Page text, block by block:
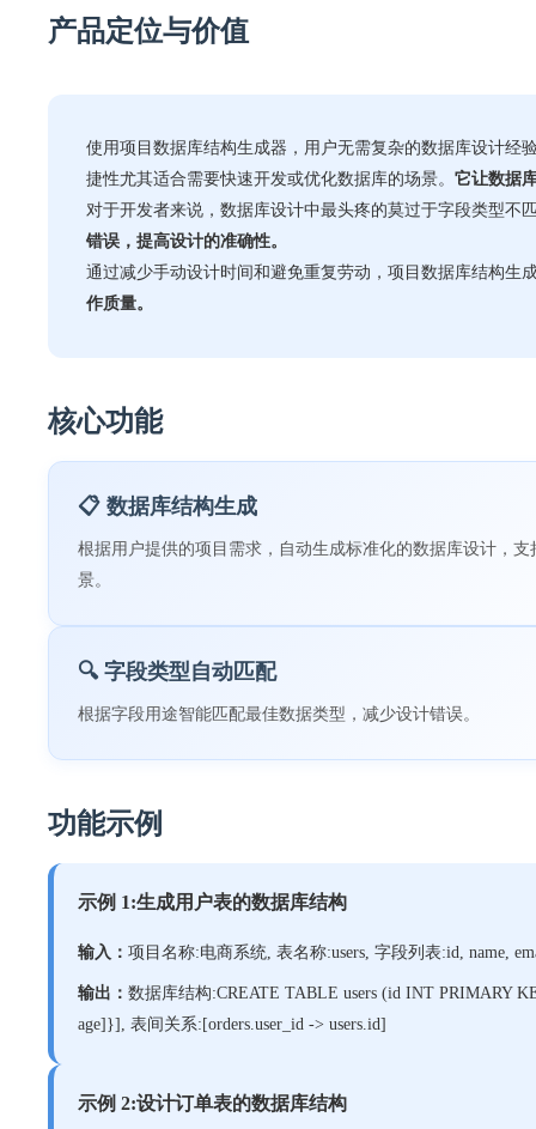
产品定位与价值
使用项目数据库结构生成器，用户无需复杂的数据库设计经
捷性尤其适合需要快速开发或优化数据库的场景。 它让数据
对于开发者来说，数据库设计中最头疼的莫过于字段类型不
错误，提高设计的准确性。
通过减少手动设计时间和避免重复劳动，项目数据库结构生
作质量。
核心功能
📋 数据库结构生成
根据用户提供的项目需求，自动生成标准化的数据库设计，支
景。
🔍 字段类型自动匹配
根据字段用途智能匹配最佳数据类型，减少设计错误。
功能示例
示例 1:生成用户表的数据库结构
输入： 项目名称:电商系统, 表名称:users, 字段列表:id, name,
输出： 数据库结构:CREATE TABLE users (id INT PRIMARY
age]}], 表间关系:[orders.user_id -> users.id]
示例 2:设计订单表的数据库结构